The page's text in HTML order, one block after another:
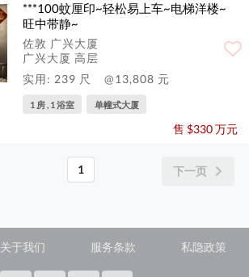
***100蚊厘印~轻松易上车~电梯洋楼~
旺中带静~
佐敦 广兴大厦
广兴大厦 高层
实用: 239 尺
@13,808 元
1 房 , 1 浴室 单幢式大厦
售 $330 万元
1 下一页
关于我们 服务条款 私隐政策